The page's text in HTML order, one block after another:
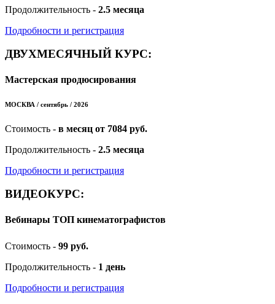
Продолжительность - 2.5 месяца
Подробности и регистрация
ДВУХМЕСЯЧНЫЙ КУРС:
Мастерская продюсирования
МОСКВА / сентябрь / 2026
Стоимость - в месяц от 7084 руб.
Продолжительность - 2.5 месяца
Подробности и регистрация
ВИДЕОКУРС:
Вебинары ТОП кинематографистов
Стоимость - 99 руб.
Продолжительность - 1 день
Подробности и регистрация